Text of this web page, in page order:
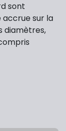
sont
sur la
diamètres,